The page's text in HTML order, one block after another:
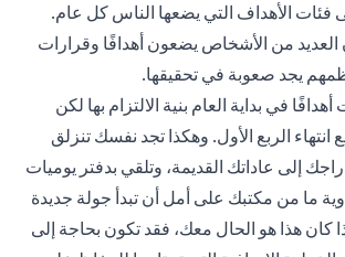
فئات الأهداف التي يضعها الناس كل عام.
من الأشخاص يضعون أهدافًا وقرارات
يجد صعوبة في تحقيقها.
في بداية العام بنية الالتزام بها لكن
الربع الأول. وهكذا تجد نفسك تنزلق
إلى عاداتك القديمة، وتلقي بدفتر يوميات
ما من مكتبك على أمل أن تبدأ جولة جديدة
كان هذا هو الحال معك، فقد تكون بحاجة إلى